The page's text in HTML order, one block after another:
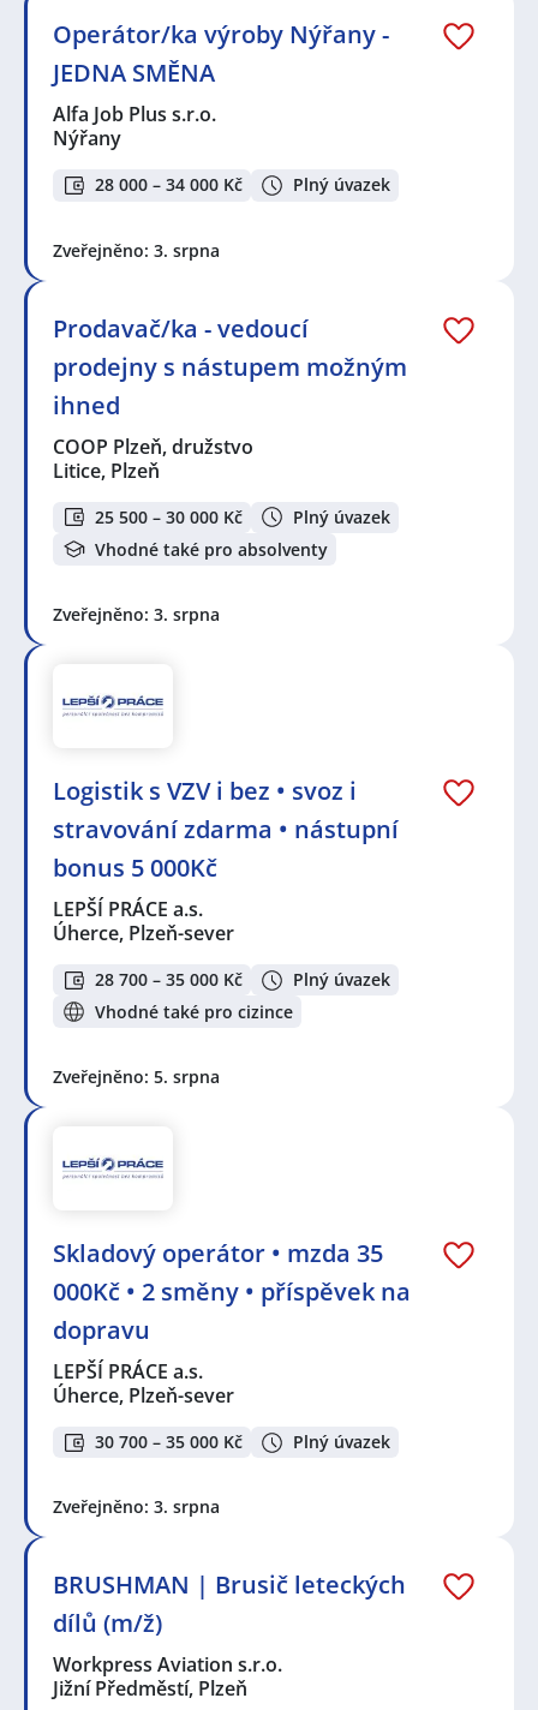
Operátor/ka výroby Nýřany -
JEDNA SMĚNA
Alfa Job Plus s.r.o.
Nýřany
28 000 – 34 000 Kč Plný úvazek
Zveřejněno: 3. srpna
Prodavač/ka - vedoucí
prodejny s nástupem možným
ihned
COOP Plzeň, družstvo
Litice, Plzeň
25 500 – 30 000 Kč
Plný úvazek
Vhodné také pro absolventy
Zveřejněno: 3. srpna
Logistik s VZV i bez • svoz i
stravování zdarma • nástupní
bonus 5 000Kč
LEPŠÍ PRÁCE a.s.
Úherce, Plzeň-sever
28 700 – 35 000 Kč
Plný úvazek
Vhodné také pro cizince
Zveřejněno: 5. srpna
Skladový operátor • mzda 35
000Kč • 2 směny • příspěvek na
dopravu
LEPŠÍ PRÁCE a.s.
Úherce, Plzeň-sever
30 700 – 35 000 Kč Plný úvazek
Zveřejněno: 3. srpna
BRUSHMAN | Brusič leteckých
dílů (m/ž)
Workpress Aviation s.r.o.
Jižní Předměstí, Plzeň